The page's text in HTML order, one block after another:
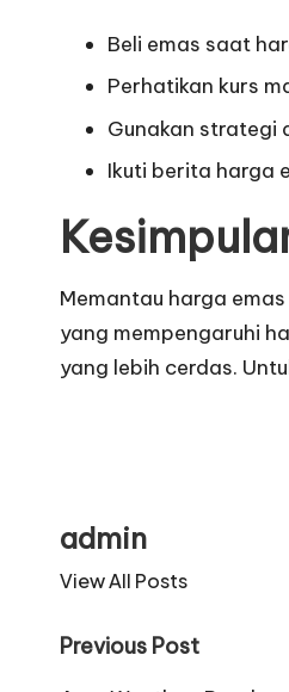
Beli emas saat
Perhatikan kurs
Gunakan strategi
Ikuti berita harga
Memantau harga
yang mempengaruhi
yang lebih cerdas.
admin
View All Posts
Post
Previous Post